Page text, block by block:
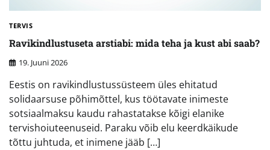
TERVIS
Ravikindlustuseta arstiabi: mida teha ja kust abi saab?
19. Juuni 2026
Eestis on ravikindlustussüsteem üles ehitatud
solidaarsuse põhimõttel, kus töötavate inimeste
sotsiaalmaksu kaudu rahastatakse kõigi elanike
tervishoiuteenuseid. Paraku võib elu keerdkäikude
tõttu juhtuda, et inimene jääb […]